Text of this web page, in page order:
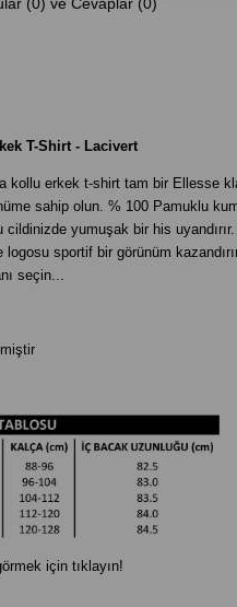
T-Shirt - Lacivert
kollu erkek t-shirt tam bir Ellesse
sahip olun. % 100 Pamuklu
yumuşak bir his
sportif bir görünüm
seçin...
için tıklayın!